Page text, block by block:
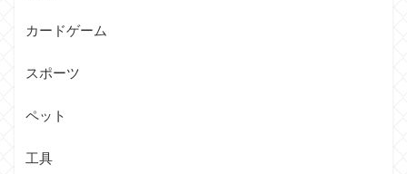
カードゲーム
スポーツ
ペット
工具